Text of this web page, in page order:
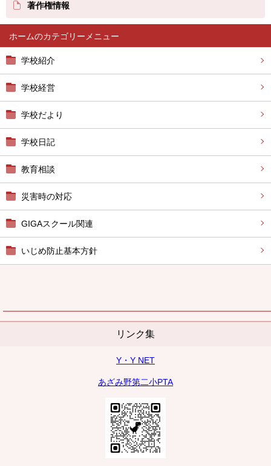
ホーム
学校紹介
学校経営
学校だより
学校日記
教育相談
災害時の対応
GIGAスクール関連
いじめ防止基本方針
リンク集
Y・Y NET
あざみ野第二小PTA
著作権情報